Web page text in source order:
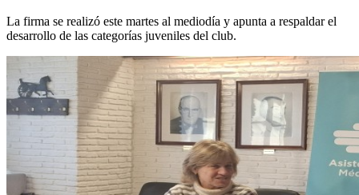
La firma se realizó este martes al mediodía y apunta a respaldar el
desarrollo de las categorías juveniles del club.